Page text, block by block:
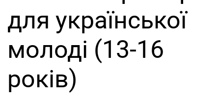
для української
молоді (13-16
років)